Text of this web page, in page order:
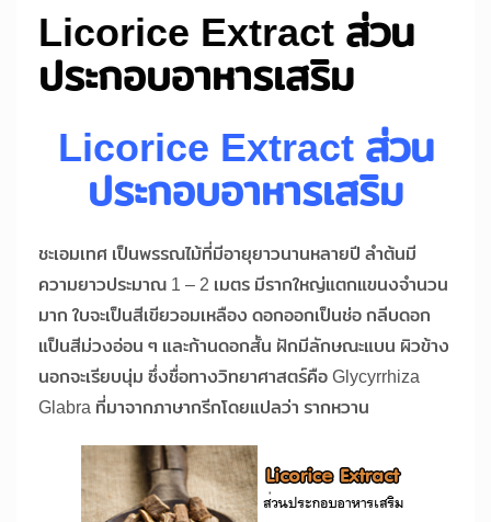
Licorice Extract ส่วน
ประกอบอาหารเสริม
Licorice Extract ส่วน
ประกอบอาหารเสริม
ชะเอมเทศ เป็นพรรณไม้ที่มีอายุยาวนานหลายปี ลำต้นมี
ความยาวประมาณ 1 – 2 เมตร มีรากใหญ่แตกแขนงจำนวน
มาก ใบจะเป็นสีเขียวอมเหลือง ดอกออกเป็นช่อ กลีบดอก
แป็นสีม่วงอ่อน ๆ และก้านดอกสั้น ฝักมีลักษณะแบน ผิวข้าง
นอกจะเรียบนุ่ม ซึ่งชื่อทางวิทยาศาสตร์คือ Glycyrrhiza
Glabra ที่มาจากภาษากรีกโดยแปลว่า รากหวาน